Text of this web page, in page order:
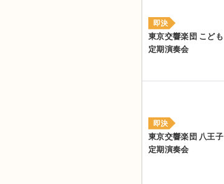
即決
東京交響楽団 こども
定期演奏会
即決
東京交響楽団 八王子
定期演奏会